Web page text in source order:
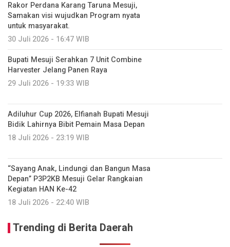
Rakor Perdana Karang Taruna Mesuji,
Samakan visi wujudkan Program nyata
untuk masyarakat.
30 Juli 2026 - 16:47 WIB
Bupati Mesuji Serahkan 7 Unit Combine
Harvester Jelang Panen Raya
29 Juli 2026 - 19:33 WIB
Adiluhur Cup 2026, Elfianah Bupati Mesuji
Bidik Lahirnya Bibit Pemain Masa Depan
18 Juli 2026 - 23:19 WIB
“Sayang Anak, Lindungi dan Bangun Masa
Depan” P3P2KB Mesuji Gelar Rangkaian
Kegiatan HAN Ke-42
18 Juli 2026 - 22:40 WIB
Trending di Berita Daerah